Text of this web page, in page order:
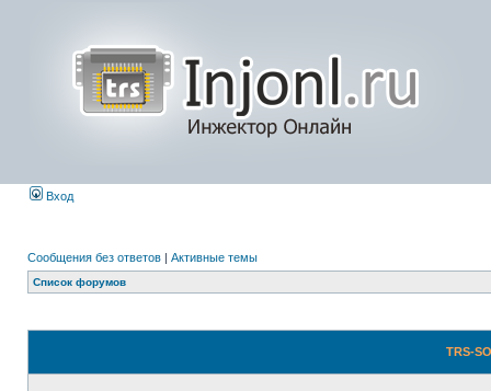
Вход
Сообщения без ответов | Активные темы
Список форумов
TRS-